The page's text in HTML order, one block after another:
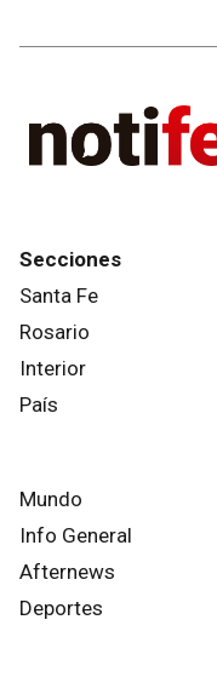
Secciones
Santa Fe
Rosario
Interior
País
Mundo
Info General
Afternews
Deportes